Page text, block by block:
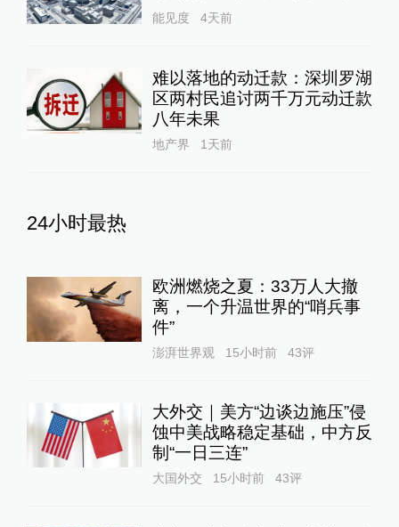
能见度 4天前
难以落地的动迁款：深圳罗湖
区两村民追讨两千万元动迁款
八年未果
地产界 1天前
24小时最热
欧洲燃烧之夏：33万人大撤
离，一个升温世界的“哨兵事
件”
澎湃世界观 15小时前 43评
大外交｜美方“边谈边施压”侵
蚀中美战略稳定基础，中方反
制“一日三连”
大国外交 15小时前 43评